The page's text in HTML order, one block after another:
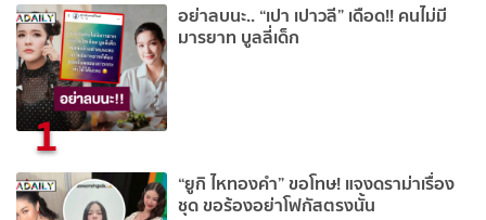
1
อย่าลบนะ.. “เปา เปาวลี” เดือด!! คนไม่มี
มารยาท บูลลี่เด็ก
“ยูกิ ไหทองคำ” ขอโทษ! แจงดราม่าเรื่อง
ชุด ขอร้องอย่าโฟกัสตรงนั้น